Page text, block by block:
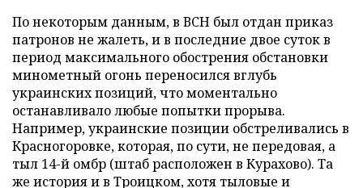
По некоторым данным, в ВСН был отдан приказ
патронов не жалеть, и в последние двое суток в
период максимального обострения обстановки
минометный огонь переносился вглубь
украинских позиций, что моментально
останавливало любые попытки прорыва.
Например, украинские позиции обстреливались в
Красногоровке, которая, по сути, не передовая, а
тыл 14-й омбр (штаб расположен в Курахово). Та
же история и в Троицком, хотя тыловые и